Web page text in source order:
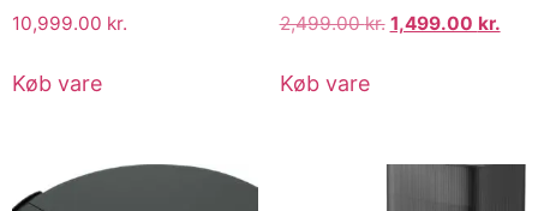
10,999.00 kr.
Køb vare
2,499.00kr. 1,499.00 kr.
Køb vare